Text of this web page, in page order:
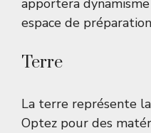
apportera
espace de
Terre
La terre représente
Optez pour des